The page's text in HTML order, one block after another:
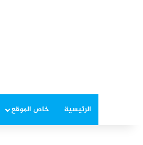
الرئيسية خاص الموقع